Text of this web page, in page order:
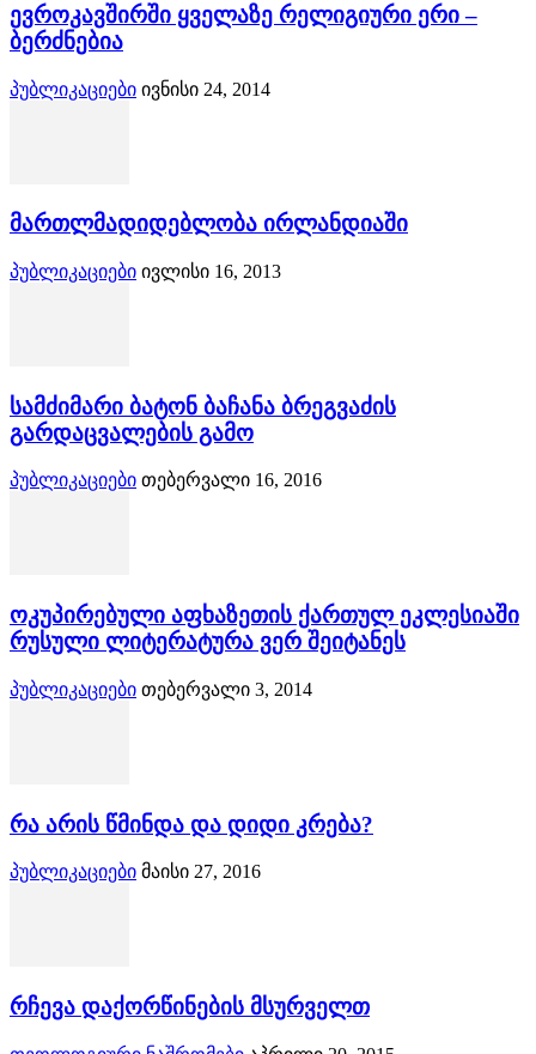
ევროკავშირში ყველაზე რელიგიური ერი –
ბერძნებია
პუბლიკაციები ივნისი 24, 2014
მართლმადიდებლობა ირლანდიაში
პუბლიკაციები ივლისი 16, 2013
სამძიმარი ბატონ ბაჩანა ბრეგვაძის
გარდაცვალების გამო
პუბლიკაციები თებერვალი 16, 2016
ოკუპირებული აფხაზეთის ქართულ ეკლესიაში
რუსული ლიტერატურა ვერ შეიტანეს
პუბლიკაციები თებერვალი 3, 2014
რა არის წმინდა და დიდი კრება?
პუბლიკაციები მაისი 27, 2016
რჩევა დაქორწინების მსურველთ